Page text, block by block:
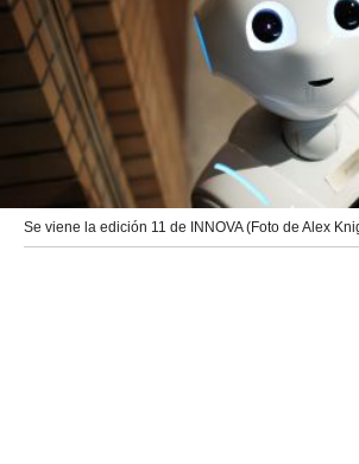
Se viene la edición 11 de INNOVA (Foto de Alex